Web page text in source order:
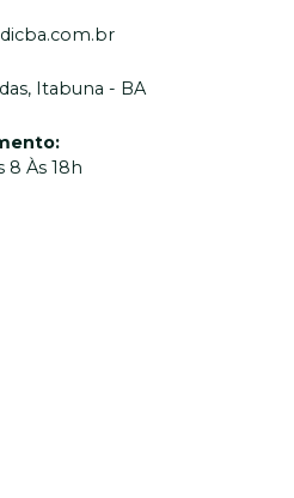
Itabuna - BA
:
8 Às 18h